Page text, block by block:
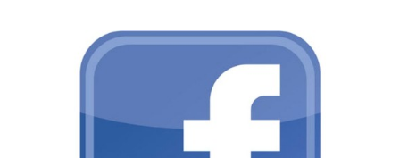
volgers vergaard: de grootste stijging in het volgersaantal sinds mei